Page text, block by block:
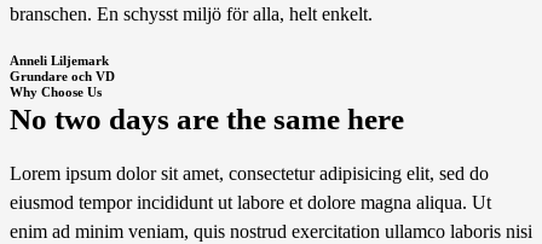
branschen. En schysst miljö för alla, helt enkelt.
Anneli Liljemark
Grundare och VD
Why Choose Us
No two days are the same here
Lorem ipsum dolor sit amet, consectetur adipisicing elit, sed do
eiusmod tempor incididunt ut labore et dolore magna aliqua. Ut
enim ad minim veniam, quis nostrud exercitation ullamco laboris nisi